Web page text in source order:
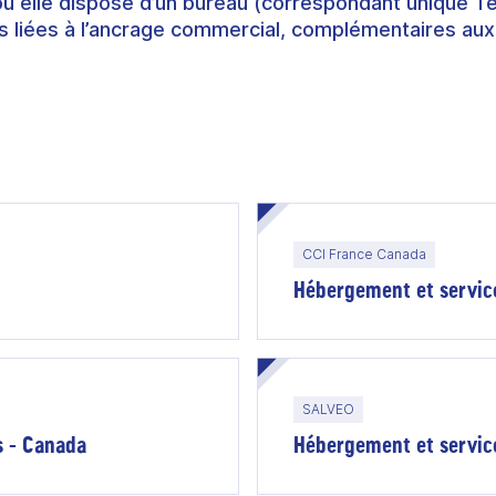
à l’ancrage commercial, complémentaires
CCI France Canada
Hébergement et
Canada
SALVEO
Hébergement et